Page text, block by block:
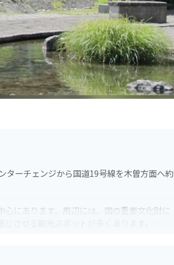
ターチェンジから国道19号線を木曽方面へ約
にあります。周辺には、国の重要文化財に
させる観光スポットが多くあります。